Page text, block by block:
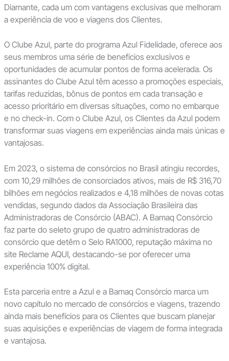
Diamante, cada um com vantagens exclusivas que melhoram
a experiência de voo e viagens dos Clientes.
O Clube Azul, parte do programa Azul Fidelidade, oferece aos
seus membros uma série de benefícios exclusivos e
oportunidades de acumular pontos de forma acelerada. Os
assinantes do Clube Azul têm acesso a promoções especiais,
tarifas reduzidas, bônus de pontos em cada transação e
acesso prioritário em diversas situações, como no embarque
e no check-in. Com o Clube Azul, os Clientes da Azul podem
transformar suas viagens em experiências ainda mais únicas e
vantajosas.
Em 2023, o sistema de consórcios no Brasil atingiu recordes,
com 10,29 milhões de consorciados ativos, mais de R$ 316,70
bilhões em negócios realizados e 4,18 milhões de novas cotas
vendidas, segundo dados da Associação Brasileira das
Administradoras de Consórcio (ABAC). A Bamaq Consórcio
faz parte do seleto grupo de quatro administradoras de
consórcio que detêm o Selo RA1000, reputação máxima no
site Reclame AQUI, destacando-se por oferecer uma
experiência 100% digital.
Esta parceria entre a Azul e a Bamaq Consórcio marca um
novo capítulo no mercado de consórcios e viagens, trazendo
ainda mais benefícios para os Clientes que buscam planejar
suas aquisições e experiências de viagem de forma integrada
e vantajosa.